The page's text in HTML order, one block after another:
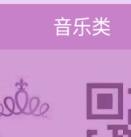
音乐类